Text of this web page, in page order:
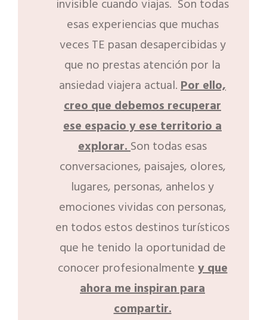
invisible cuando viajas. Son todas
esas experiencias que muchas
veces TE pasan desapercibidas y
que no prestas atención por la
ansiedad viajera actual.Por ello,
creo que debemos recuperar
ese espacio y ese territorio a
explorar.Son todas esas
conversaciones, paisajes, olores,
lugares, personas, anhelos y
emociones vividas con personas,
en todos estos destinos turísticos
que he tenido la oportunidad de
conocer profesionalmentey que
ahora me inspiran para
compartir.